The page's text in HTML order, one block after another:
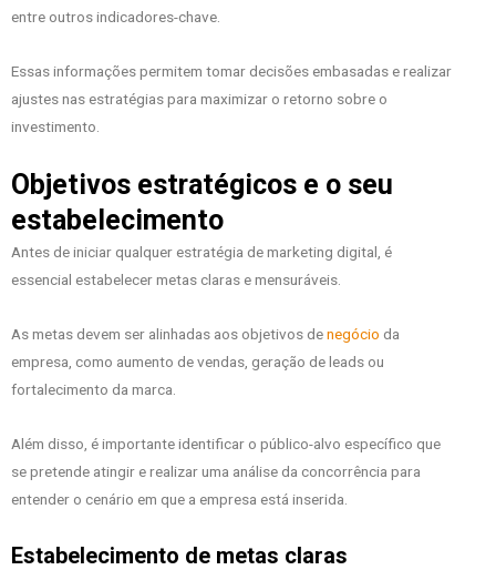
entre outros indicadores-chave.
Essas informações permitem tomar decisões embasadas e realizar
ajustes nas estratégias para maximizar o retorno sobre o
investimento.
Objetivos estratégicos e o seu
estabelecimento
Antes de iniciar qualquer estratégia de marketing digital, é
essencial estabelecer metas claras e mensuráveis.
As metas devem ser alinhadas aos objetivos denegócio da
empresa, como aumento de vendas, geração de leads ou
fortalecimento da marca.
Além disso, é importante identificar o público-alvo específico que
se pretende atingir e realizar uma análise da concorrência para
entender o cenário em que a empresa está inserida.
Estabelecimento de metas claras